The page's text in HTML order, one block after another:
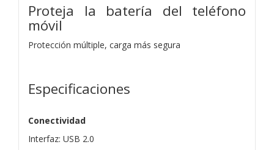
Proteja la batería del teléfono
móvil
Protección múltiple, carga más segura
Especificaciones
Conectividad
Interfaz: USB 2.0